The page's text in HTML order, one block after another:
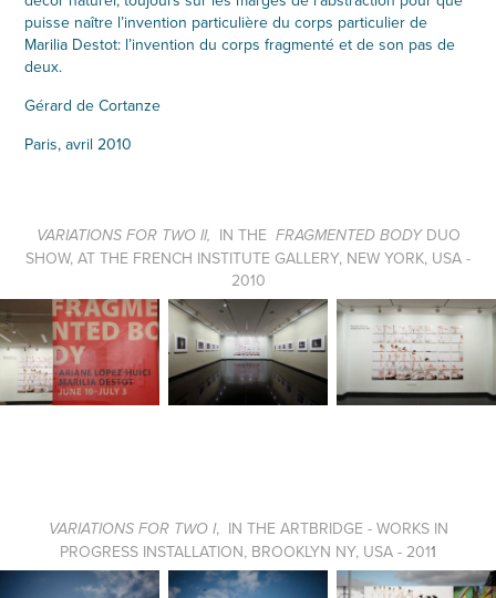
puisse naître l’invention particulière du corps particulier de
Marilia Destot: l’invention du corps fragmenté et de son pas de
deux.
Gérard de Cortanze
Paris, avril 2010
VARIATIONS FOR TWO II, IN THE FRAGMENTED BODYDUO
SHOW, AT THE FRENCH INSTITUTE GALLERY, NEW YORK, USA -
2010
VARIATIONS FOR TWO I, IN THE ARTBRIDGE - WORKS IN
PROGRESS INSTALLATION, BROOKLYN NY, USA - 2011